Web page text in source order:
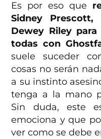
Es por eso que
Sidney Prescott,
Dewey Riley
todas con
suele suceder
cosas no serán
a su instinto
tenga a la mano
Sin duda, este
emociona y que
ver como se debe